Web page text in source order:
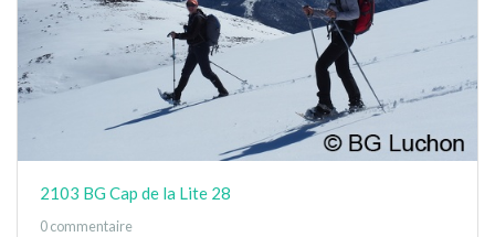
2103 BG Cap de la Lite 28
0 commentaire